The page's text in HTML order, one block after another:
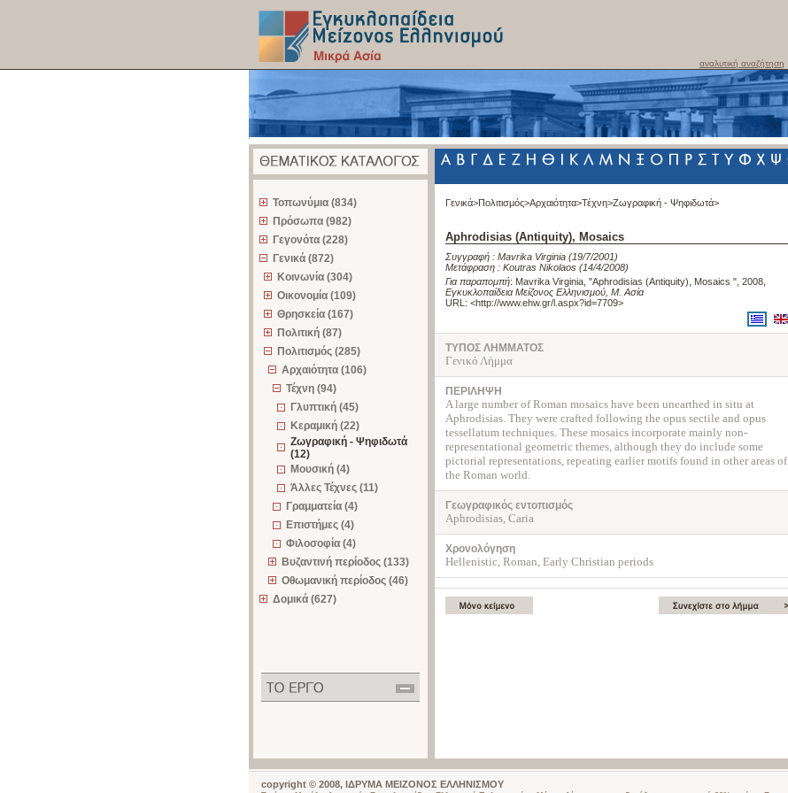
αναλυτική αναζήτηση
Τοπωνύμια (834)
Πρόσωπα (982)
Γεγονότα (228)
Γενικά (872)
Κοινωνία (304)
Οικονομία (109)
Θρησκεία (167)
Πολιτική (87)
Πολιτισμός (285)
Αρχαιότητα (106)
Τέχνη (94)
Γλυπτική (45)
Κεραμική (22)
Ζωγραφική - Ψηφιδωτά
(12)
Μουσική (4)
Άλλες Τέχνες (11)
Γραμματεία (4)
Επιστήμες (4)
Φιλοσοφία (4)
Βυζαντινή περίοδος (133)
Οθωμανική περίοδος (46)
Δομικά (627)
Γενικά>Πολιτισμός>Αρχαιότητα>Τέχνη>Ζωγραφική - Ψηφιδωτά>
Aphrodisias (Antiquity), Mosaics
Συγγραφή : Mavrika Virginia (19/7/2001)
Μετάφραση : Koutras Nikolaos (14/4/2008)
Για παραπομπή: Mavrika Virginia, "Aphrodisias (Antiquity), Mosaics ", 2008
Εγκυκλοπαίδεια Μείζονος Ελληνισμού, Μ. Ασία
URL: <http://www.ehw.gr/l.aspx?id=7709>
ΤΥΠΟΣ ΛΗΜΜΑΤΟΣ
Γενικό Λήμμα
ΠΕΡΙΛΗΨΗ
A large number of Roman mosaics have been unearthed in situ at
Aphrodisias. They were crafted following the opus sectile and opus
tessellatum techniques. These mosaics incorporate mainly non-
representational geometric themes, although they do include some
pictorial representations, repeating earlier motifs found in other areas of
the Roman world.
Γεωγραφικός εντοπισμός
Aphrodisias, Caria
Χρονολόγηση
Hellenistic, Roman, Early Christian periods
copyright © 2008, ΙΔΡΥΜΑ ΜΕΙΖΟΝΟΣ ΕΛΛΗΝΙΣΜΟΥ